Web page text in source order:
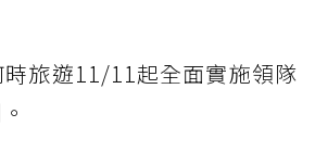
時旅遊11/11起全面實施領隊